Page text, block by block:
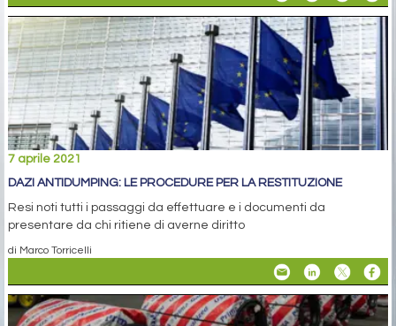
7 aprile 2021
DAZI ANTIDUMPING: LE PROCEDURE PER LA RESTITUZIONE
Resi noti tutti i passaggi da effettuare e i documenti da
presentare da chi ritiene di averne diritto
di Marco Torricelli